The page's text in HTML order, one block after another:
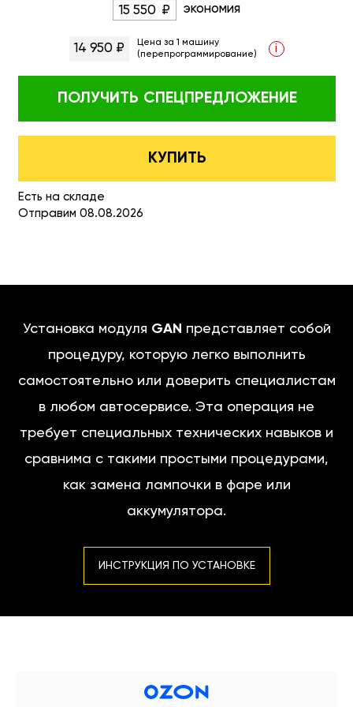
15 550 экономия
14 950 ₽
Цена за 1 машину
(перепрограммирование)
i
ПОЛУЧИТЬ СПЕЦПРЕДЛОЖЕНИЕ
КУПИТЬ
Есть на складе
Отправим 08.08.2026
Установка модуля GAN представляет собой
процедуру, которую легко выполнить
самостоятельно или доверить специалистам
в любом автосервисе. Эта операция не
требует специальных технических навыков и
сравнима с такими простыми процедурами,
как замена лампочки в фаре или
аккумулятора.
ИНСТРУКЦИЯ ПО УСТАНОВКЕ